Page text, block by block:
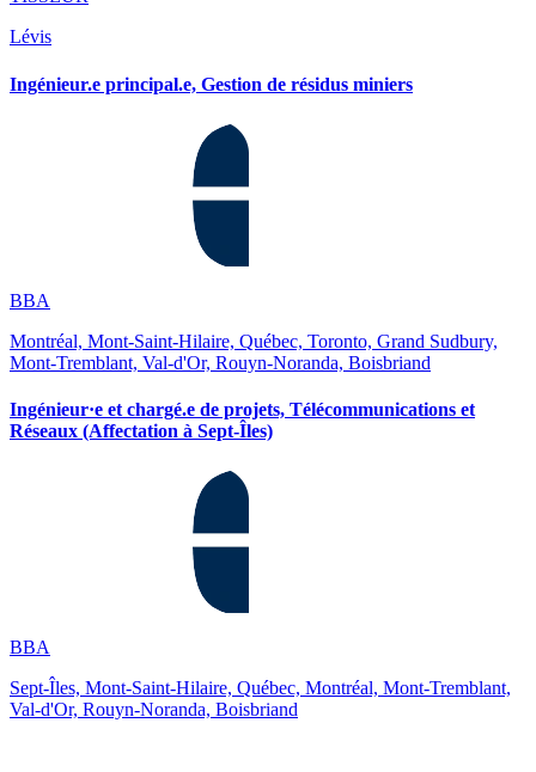
Lévis
Ingénieur.e principal.e, Gestion de résidus miniers
BBA
Montréal, Mont-Saint-Hilaire, Québec, Toronto, Grand Sudbury,
Mont-Tremblant, Val-d'Or, Rouyn-Noranda, Boisbriand
Ingénieur·e et chargé.e de projets, Télécommunications et
Réseaux (Affectation à Sept-Îles)
BBA
Sept-Îles, Mont-Saint-Hilaire, Québec, Montréal, Mont-Tremblant,
Val-d'Or, Rouyn-Noranda, Boisbriand